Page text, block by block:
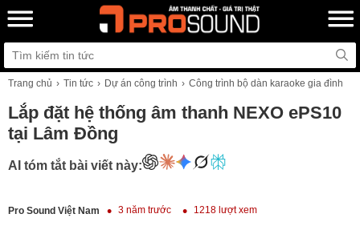
Trang chủ Tin tức Dự án công trình Công trình bộ dàn karaoke gia đình
Lắp đặt hệ thống âm thanh NEXO ePS10
tại Lâm Đồng
AI tóm tắt bài viết này:
Pro Sound Việt Nam 3 năm trước 1218 lượt xem